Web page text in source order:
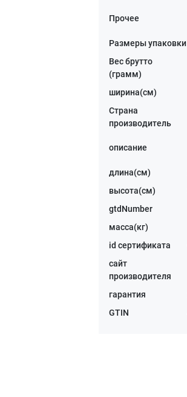
Прочее
Размеры упаковки
Вес брутто
(грамм)
ширина(см)
Страна
производитель
описание
длина(см)
высота(см)
gtdNumber
масса(кг)
id сертификата
сайт
производителя
гарантия
GTIN